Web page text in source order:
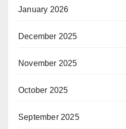
January 2026
December 2025
November 2025
October 2025
September 2025